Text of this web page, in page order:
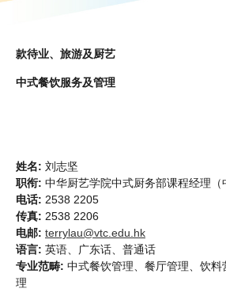
款待业、旅游及厨艺
中式餐饮服务及管理
姓名: 刘志坚
职衔: 中华厨艺学院中式厨务部课程经理（
电话: 2538 2205
传真: 2538 2206
电邮: terrylau@vtc.edu.hk
语言: 英语、广东话、普通话
专业范畴: 中式餐饮管理、餐厅管理、饮
理